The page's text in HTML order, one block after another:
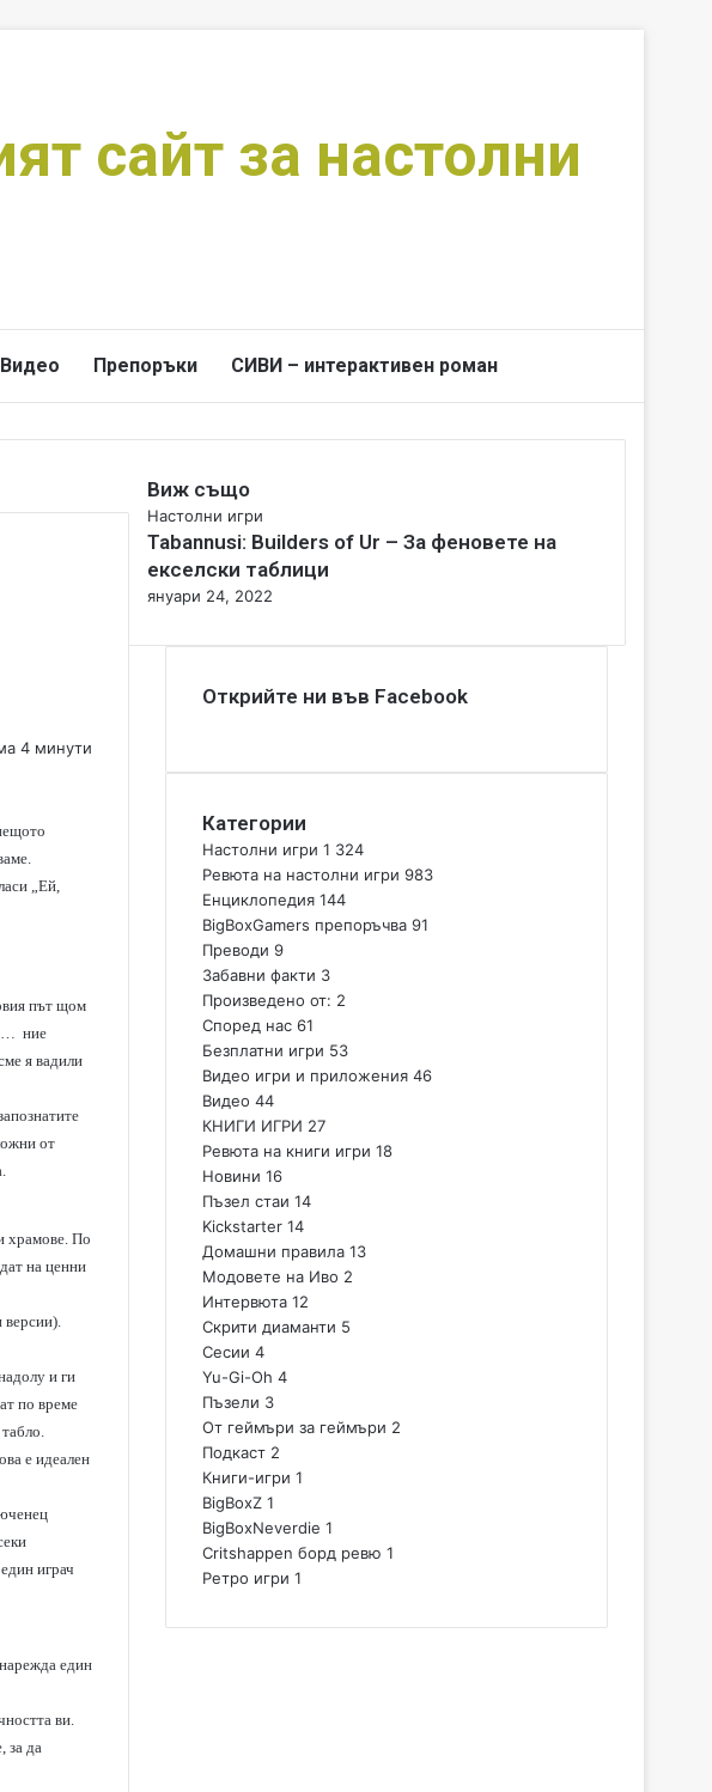
сайт за настолни
Видео Препоръки СИВИ – интерактивен роман
4 минути
„Ей,
път щом
ние
я вадили
от
храмове. По
на ценни
версии).
и ги
по време
е идеален
играч
един
ви.
за да
Виж също
C
l
o
s
Настолни игри
Tabannusi: Builders of Ur – За феновете на
екселски таблици
януари 24, 2022
Открийте ни във Facebook
Категории
Настолни игри 1 324
Ревюта на настолни игри 983
Енциклопедия 144
BigBoxGamers препоръчва 91
Преводи 9
Забавни факти 3
Произведено от: 2
Според нас 61
Безплатни игри 53
Видео игри и приложения 46
Видео 44
КНИГИ ИГРИ 27
Ревюта на книги игри 18
Новини 16
Пъзел стаи 14
Kickstarter 14
Домашни правила 13
Модовете на Иво 2
Интервюта 12
Скрити диаманти 5
Сесии 4
Yu-Gi-Oh 4
Пъзели 3
От геймъри за геймъри 2
Подкаст 2
Книги-игри 1
BigBoxZ 1
BigBoxNeverdie 1
Critshappen борд ревю 1
Ретро игри 1